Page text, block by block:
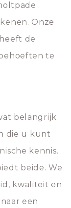
Onze
de
te
belangrijk
die u kunt
kennis.
beide. We
kwaliteit en
een